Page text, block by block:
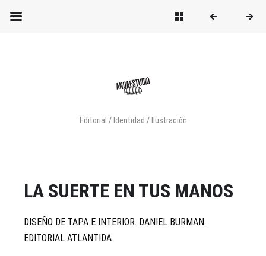
Editorial / Identidad / Ilustración
LA SUERTE EN TUS MANOS
DISEÑO DE TAPA E INTERIOR. DANIEL BURMAN.
EDITORIAL ATLANTIDA